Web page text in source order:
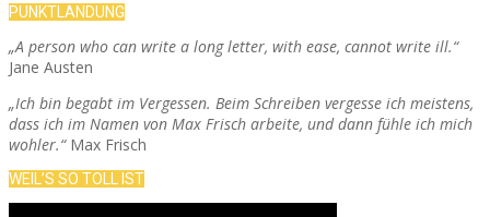
PUNKTLANDUNG
„A person who can write a long letter, with ease, cannot write ill.“
Jane Austen
„Ich bin begabt im Vergessen. Beim Schreiben vergesse ich meistens,
dass ich im Namen von Max Frisch arbeite, und dann fühle ich mich
wohler.“Max Frisch
WEIL’S SO TOLL IST